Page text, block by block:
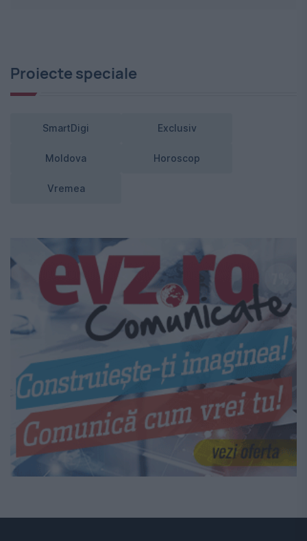
Proiecte speciale
SmartDigi Exclusiv
Moldova Horoscop
Vremea